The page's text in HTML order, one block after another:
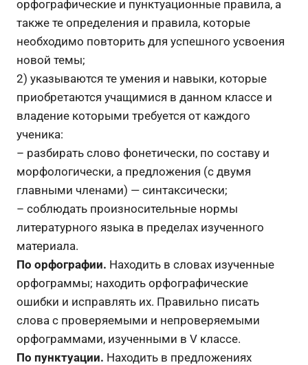
орфографические и пунктуационные правила, а
также те определения и правила, которые
необходимо повторить для успешного усвоения
новой темы;
2) указываются те умения и навыки, которые
приобретаются учащимися в данном классе и
владение которыми требуется от каждого
ученика:
– разбирать слово фонетически, по составу и
морфологически, а предложения (с двумя
главными членами) — синтаксически;
– соблюдать произносительные нормы
литературного языка в пределах изученного
материала.
По орфографии. Находить в словах изученные
орфограммы; находить орфографические
ошибки и исправлять их. Правильно писать
слова с проверяемыми и непроверяемыми
орфограммами, изученными в V классе.
По пунктуации. Находить в предложениях